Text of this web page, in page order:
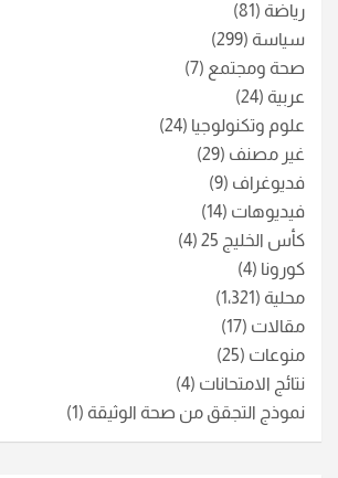
رياضة (81)
سياسة (299)
صحة ومجتمع (7)
عربية (24)
علوم وتكنولوجيا (24)
غير مصنف (29)
فديوغراف (9)
فيديوهات (14)
كأس الخليج 25
(4)
كورونا (4)
محلية (1٬321)
مقالات (17)
منوعات (25)
نتائج الامتحانات (4)
نموذج التجقق من صحة الوثيقة (1)